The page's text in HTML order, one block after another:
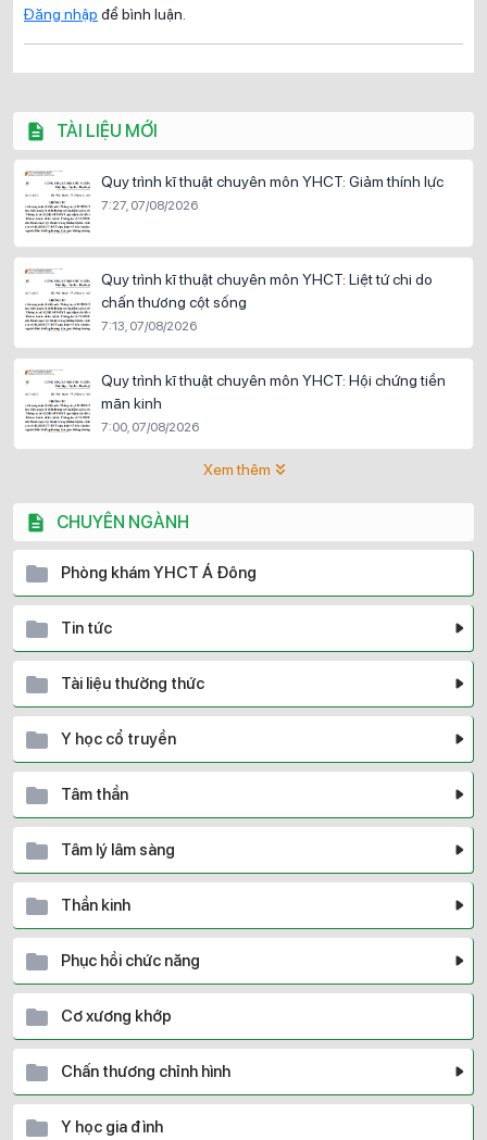
TÀI LIỆU MỚI
Quy trình kĩ thuật chuyên môn YHCT: Giảm thính lực
7:27, 07/08/2026
Quy trình kĩ thuật chuyên môn YHCT: Liệt tứ chi do
chấn thương cột sống
7:13, 07/08/2026
Quy trình kĩ thuật chuyên môn YHCT: Hội chứng tiền
mãn kinh
7:00, 07/08/2026
Xem thêm
CHUYÊN NGÀNH
Phòng khám YHCT Á Đông
Tin tức
Tài liệu thường thức
Y học cổ truyền
Tâm thần
Tâm lý lâm sàng
Thần kinh
Phục hồi chức năng
Cơ xương khớp
Chấn thương chỉnh hình
Y học gia đình
Đăng nhập để bình luận.